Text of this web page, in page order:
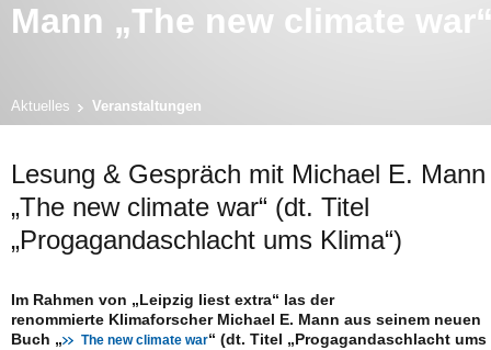
Mann „The new climate
Aktuelles Veranstaltungen
Lesung & Gespräch mit Michael E. Mann
„The new climate war“ (dt. Titel
„Progagandaschlacht ums Klima“)
Im Rahmen von „Leipzig liest extra“ las der
renommierte Klimaforscher Michael E. Mann aus seinem neuen
Buch „
The new climate war“ (dt. Titel „Progagandaschlacht ums